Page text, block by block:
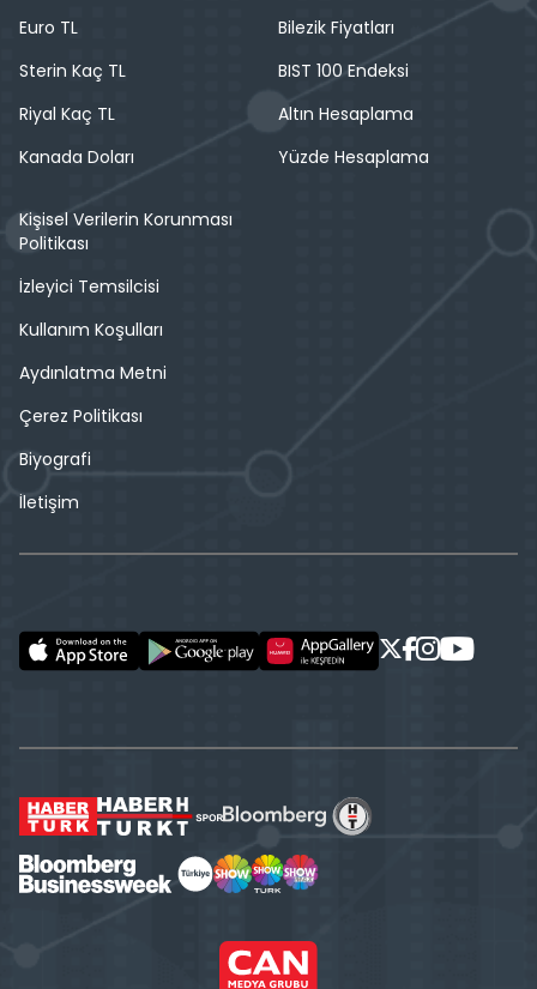
Euro TL
Sterin Kaç TL
Riyal Kaç TL
Kanada Doları
Bilezik Fiyatları
BIST 100 Endeksi
Altın Hesaplama
Yüzde Hesaplama
Kişisel Verilerin Korunması
Politikası
İzleyici Temsilcisi
Kullanım Koşulları
Aydınlatma Metni
Çerez Politikası
Biyografi
İletişim